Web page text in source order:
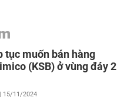
tục muốn bán hàng
(KSB) ở vùng đáy 2
15/11/2024